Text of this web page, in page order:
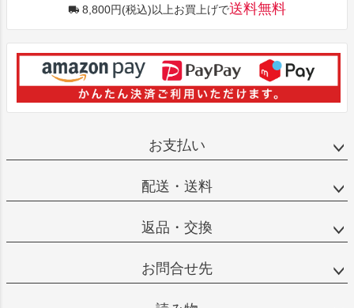
8,800円(税込)以上お買上げで送料無料
お支払い
配送・送料
返品・交換
お問合せ先